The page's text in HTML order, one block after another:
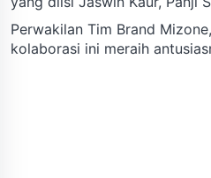
Perwakilan Tim Brand
kolaborasi ini meraih